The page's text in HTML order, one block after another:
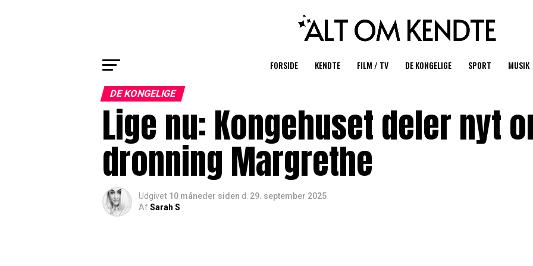
FORSIDE KENDTE FILM / TV DE KONGELIGE SPORT MUSIK
DE KONGELIGE
Lige nu: Kongehuset deler nyt
dronning Margrethe
Udgivet 10 måneder siden d. 29. september 2025
AfSarah S